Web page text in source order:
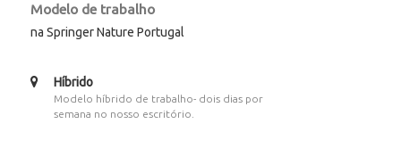
Modelo de trabalho
na Springer Nature Portugal
Híbrido
Modelo híbrido de trabalho- dois dias por
semana no nosso escritório.